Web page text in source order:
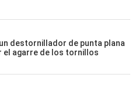
destornillador de punta plana
el agarre de los tornillos